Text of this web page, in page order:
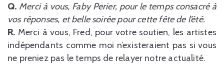
Q. Merci à vous, Faby Perier, pour le temps consacré à
vos réponses, et belle soirée pour cette fête de l’été.
R. Merci à vous, Fred, pour votre soutien, les artistes
indépendants comme moi n’existeraient pas si vous
ne preniez pas le temps de relayer notre actualité.